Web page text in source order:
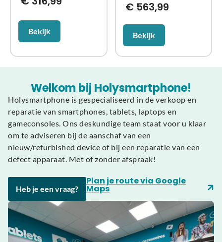
Bekijk
€ 563,99
Bekijk
Welkom bij Holysmartphone!
Holysmartphone is gespecialiseerd in de verkoop en
reparatie van smartphones, tablets, laptops en
gameconsoles. Ons deskundige team staat voor u klaar
om te adviseren bij de aanschaf van een
nieuw/refurbished device of bij een reparatie van een
defect apparaat. Met of zonder afspraak!
Heb je een vraag?
Plan je route via Google
Maps